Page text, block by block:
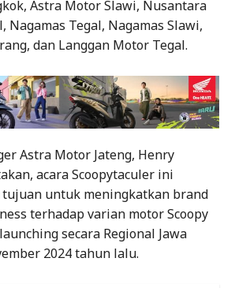
Astra Motor Slawi, Nusantara
Nagamas Tegal, Nagamas Slawi,
dan Langgan Motor Tegal.
Astra Motor Jateng, Henry
acara Scoopytaculer ini
tujuan untuk meningkatkan brand
terhadap varian motor Scoopy
secara Regional Jawa
2024 tahun lalu.